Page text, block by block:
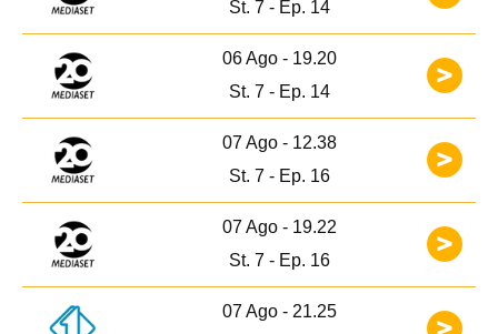
St. 7 - Ep. 14
06 Ago - 19.20
St. 7 - Ep. 14
07 Ago - 12.38
St. 7 - Ep. 16
07 Ago - 19.22
St. 7 - Ep. 16
07 Ago - 21.25